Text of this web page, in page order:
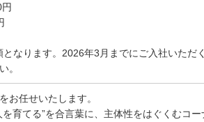
なります。2026年3月までにご入社いただ
。
お任せいたします。
育てる”を合言葉に、主体性をはぐくむコ